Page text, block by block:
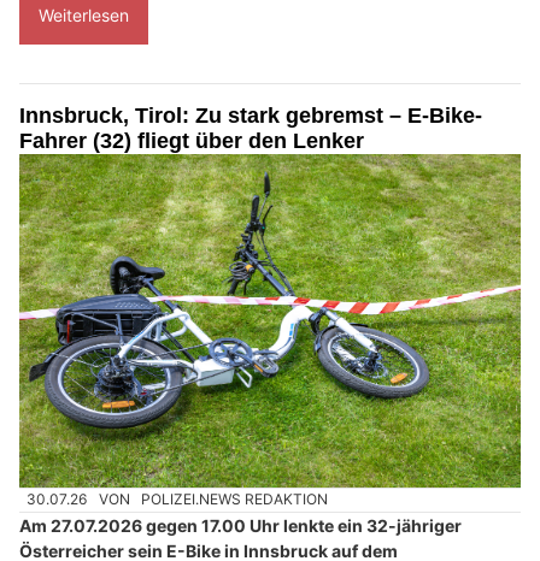
Weiterlesen
Innsbruck, Tirol: Zu stark gebremst – E-Bike-
Fahrer (32) fliegt über den Lenker
30.07.26 VON POLIZEI.NEWS REDAKTION
Am 27.07.2026 gegen 17.00 Uhr lenkte ein 32-jähriger
Österreicher sein E-Bike in Innsbruck auf dem